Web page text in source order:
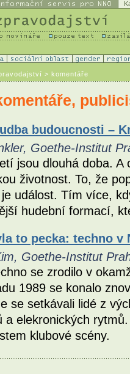
> komentáře
budoucnosti –
Goethe-Institut
jsou dlouhá doba.
životnost. To, že
událost. Tím více,
hudební formací,
to pecka: techno v
Goethe-Institut
se zrodilo v
1989 se konalo
se setkávali lidé z
a elekronických
klubové scény.